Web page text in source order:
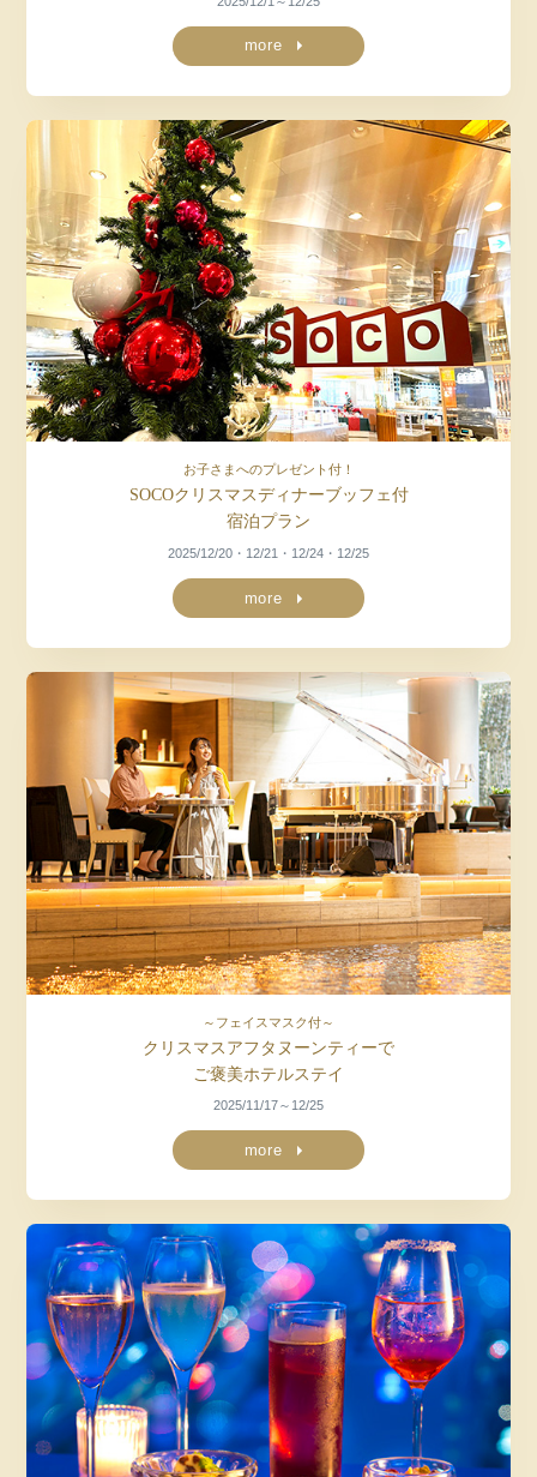
more
お子さまへのプレゼント付！
SOCOクリスマスディナーブッフェ付
宿泊プラン
2025/12/20・12/21・12/24・12/25
more
～フェイスマスク付～
クリスマスアフタヌーンティーで
ご褒美ホテルステイ
2025/11/17～12/25
more